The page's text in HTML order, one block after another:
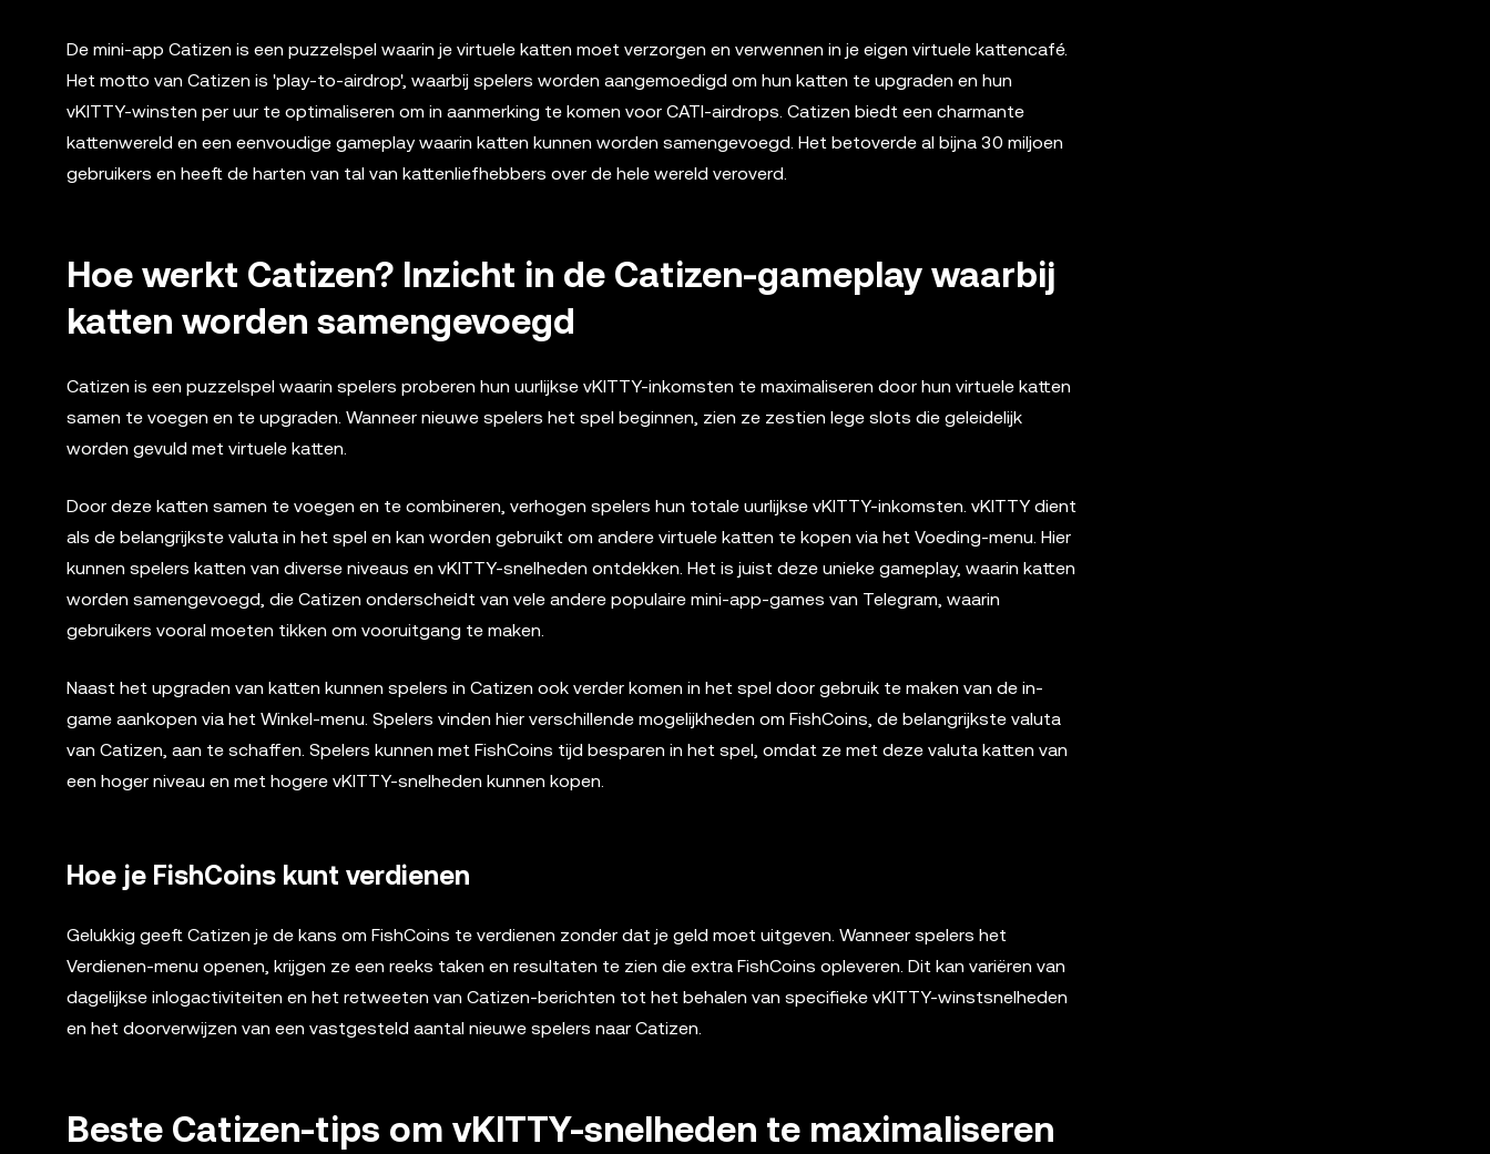
De mini-app Catizen is een puzzelspel waarin je virtuele katten moet verzorgen en verwennen in je eigen virtuele kattencafé.
Het motto van Catizen is 'play-to-airdrop', waarbij spelers worden aangemoedigd om hun katten te upgraden en hun
vKITTY-winsten per uur te optimaliseren om in aanmerking te komen voor CATI-airdrops. Catizen biedt een charmante
kattenwereld en een eenvoudige gameplay waarin katten kunnen worden samengevoegd. Het betoverde al bijna 30 miljoen
gebruikers en heeft de harten van tal van kattenliefhebbers over de hele wereld veroverd.
Hoe werkt Catizen? Inzicht in de Catizen-gameplay waarbij
katten worden samengevoegd
Catizen is een puzzelspel waarin spelers proberen hun uurlijkse vKITTY-inkomsten te maximaliseren door hun virtuele katten
samen te voegen en te upgraden. Wanneer nieuwe spelers het spel beginnen, zien ze zestien lege slots die geleidelijk
worden gevuld met virtuele katten.
Door deze katten samen te voegen en te combineren, verhogen spelers hun totale uurlijkse vKITTY-inkomsten. vKITTY dient
als de belangrijkste valuta in het spel en kan worden gebruikt om andere virtuele katten te kopen via het Voeding-menu. Hier
kunnen spelers katten van diverse niveaus en vKITTY-snelheden ontdekken. Het is juist deze unieke gameplay, waarin katten
worden samengevoegd, die Catizen onderscheidt van vele andere populaire mini-app-games van Telegram, waarin
gebruikers vooral moeten tikken om vooruitgang te maken.
Naast het upgraden van katten kunnen spelers in Catizen ook verder komen in het spel door gebruik te maken van de in-
game aankopen via het Winkel-menu. Spelers vinden hier verschillende mogelijkheden om FishCoins, de belangrijkste valuta
van Catizen, aan te schaffen. Spelers kunnen met FishCoins tijd besparen in het spel, omdat ze met deze valuta katten van
een hoger niveau en met hogere vKITTY-snelheden kunnen kopen.
Hoe je FishCoins kunt verdienen
Gelukkig geeft Catizen je de kans om FishCoins te verdienen zonder dat je geld moet uitgeven. Wanneer spelers het
Verdienen-menu openen, krijgen ze een reeks taken en resultaten te zien die extra FishCoins opleveren. Dit kan variëren van
dagelijkse inlogactiviteiten en het retweeten van Catizen-berichten tot het behalen van specifieke vKITTY-winstsnelheden
en het doorverwijzen van een vastgesteld aantal nieuwe spelers naar Catizen.
Beste Catizen-tips om vKITTY-snelheden te maximaliseren